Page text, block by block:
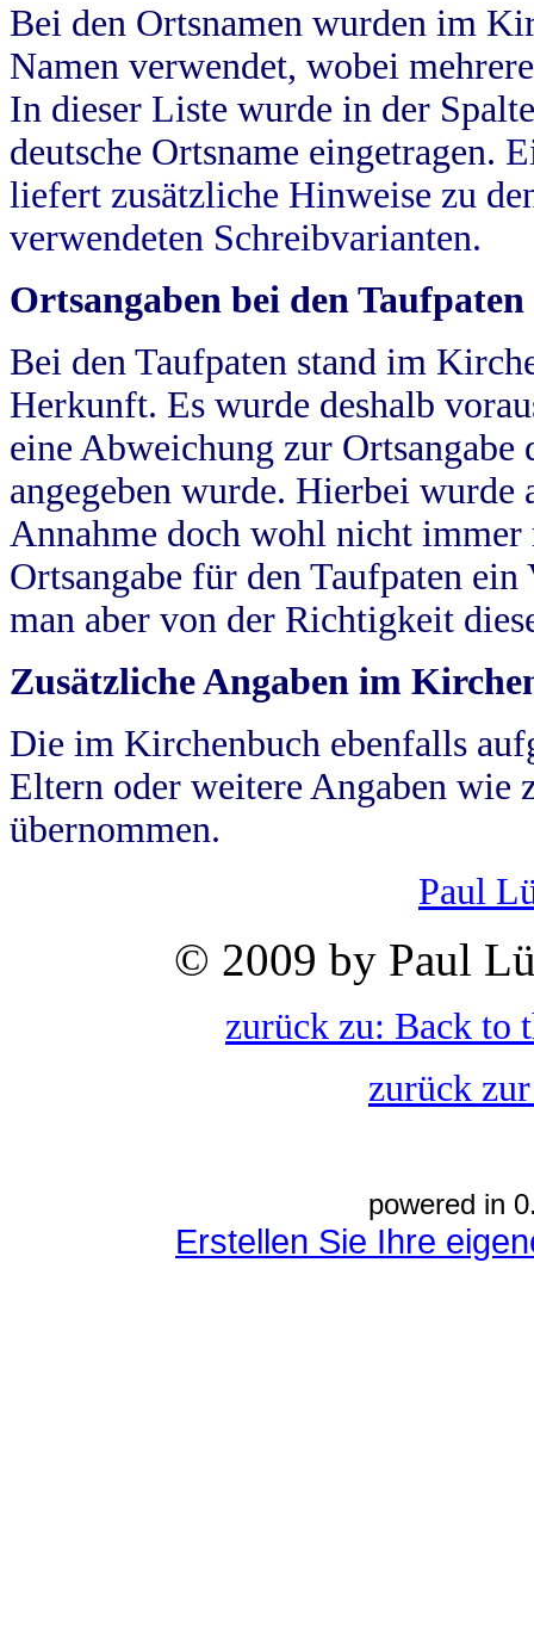
Bei den Ortsnamen wurden im
Namen verwendet, wobei
In dieser Liste wurde in der
deutsche Ortsname eingetragen.
liefert zusätzliche Hinweise zu
verwendeten Schreibvarianten.
Ortsangaben bei den Taufpaten
Bei den Taufpaten stand im
Herkunft. Es wurde deshalb
eine Abweichung zur
angegeben wurde. Hierbei wurde
Annahme doch wohl nicht
Ortsangabe für den Taufpaten
man aber von der Richtigkeit
Zusätzliche Angaben im
Die im Kirchenbuch ebenfalls
Eltern oder weitere Angaben wie
übernommen.
Paul
© 2009 by Paul
zurück zu: Back to
zurück
powered in
Erstellen Sie Ihre